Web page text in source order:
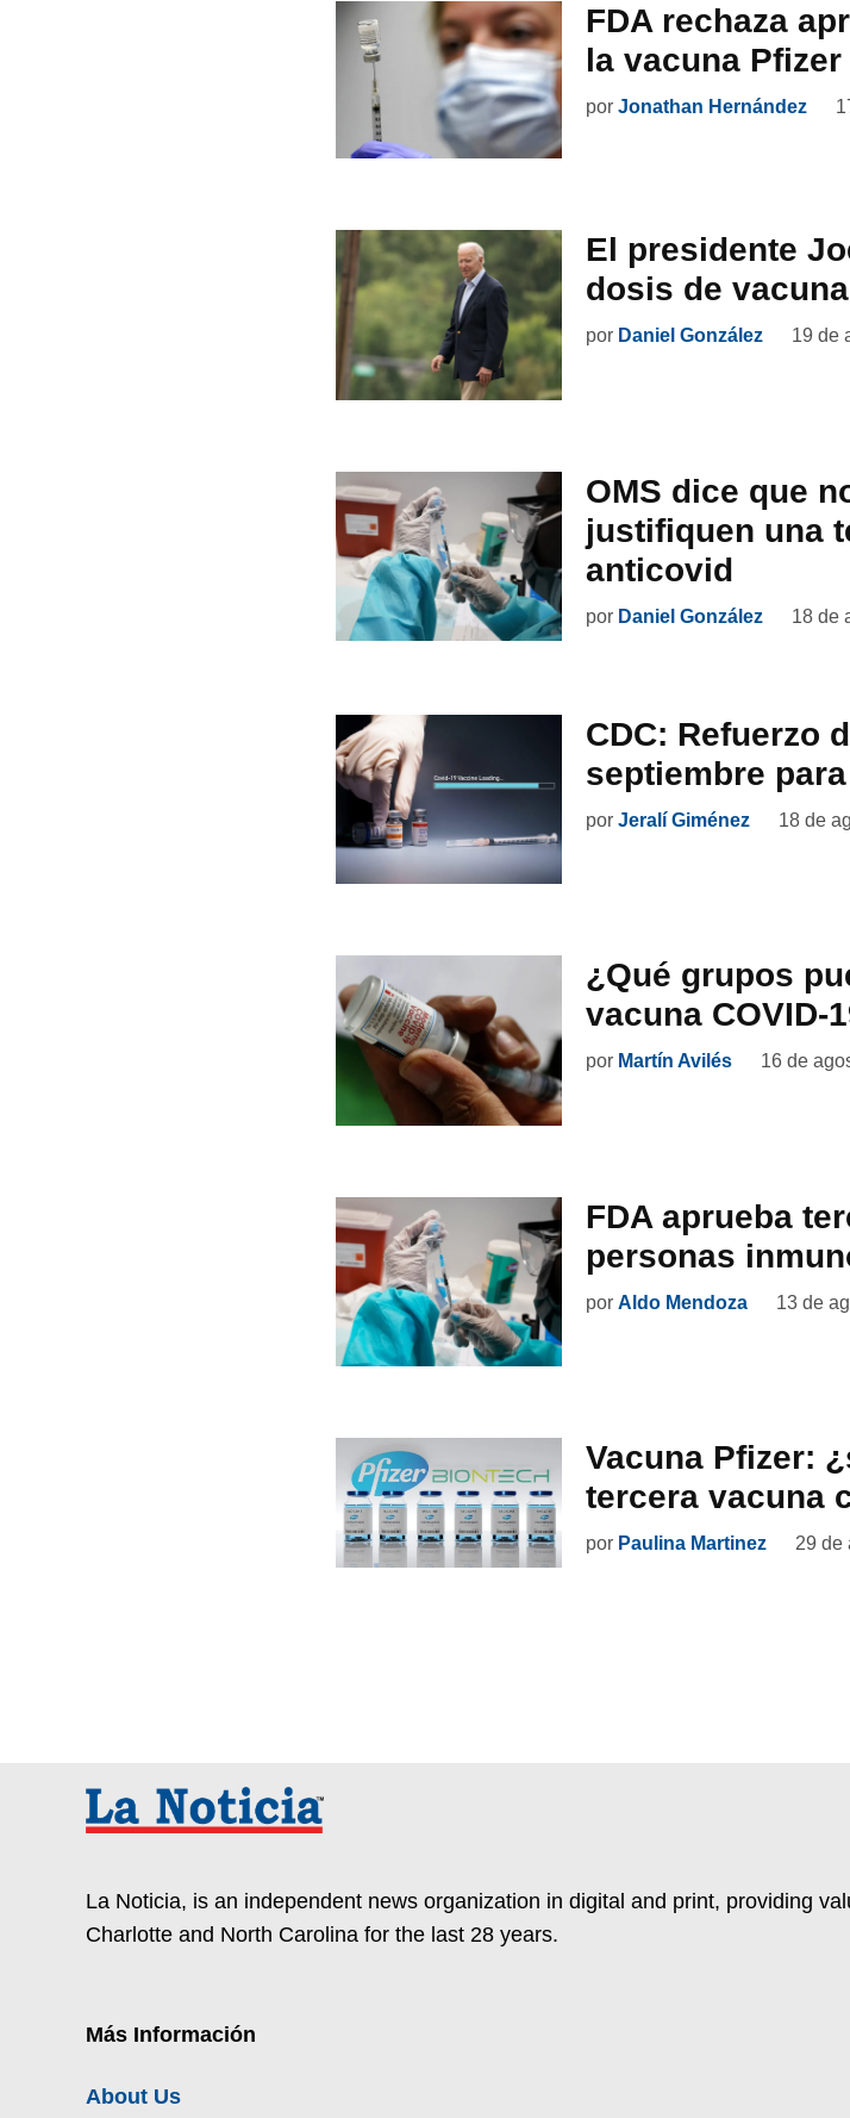
FDA rechaza
la vacuna Pfizer
por Jonathan Hernández
El presidente
dosis de
por Daniel González 19 de
OMS dice que
justifiquen una
anticovid
por Daniel González 18 de
CDC: Refuerzo
septiembre
por Jeralí Giménez 18 de
¿Qué grupos
vacuna COVID-
por Martín Avilés 16 de
FDA aprueba
personas
por Aldo Mendoza 13 de
Vacuna Pfizer:
tercera vacuna
por Paulina Martinez 29 de
La Noticia, is an independent news organization in digital and print, providing
Charlotte and North Carolina for the last 28 years.
Más Información
About Us